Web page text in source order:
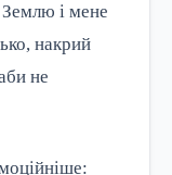
і мене
накрий
не